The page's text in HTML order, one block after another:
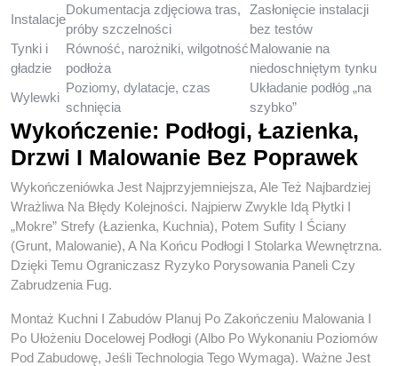
Instalacje
Dokumentacja zdjęciowa tras,
próby szczelności
Zasłonięcie instalacji
bez testów
Tynki i
gładzie
Równość, narożniki, wilgotność
podłoża
Malowanie na
niedoschniętym tynku
Wylewki
Poziomy, dylatacje, czas
schnięcia
Układanie podłóg „na
szybko”
Wykończenie: Podłogi, Łazienka,
Drzwi I Malowanie Bez Poprawek
Wykończeniówka Jest Najprzyjemniejsza, Ale Też Najbardziej
Wrażliwa Na Błędy Kolejności. Najpierw Zwykle Idą Płytki I
„mokre” Strefy (łazienka, Kuchnia), Potem Sufity I Ściany
(grunt, Malowanie), A Na Końcu Podłogi I Stolarka Wewnętrzna.
Dzięki Temu Ograniczasz Ryzyko Porysowania Paneli Czy
Zabrudzenia Fug.
Montaż Kuchni I Zabudów Planuj Po Zakończeniu Malowania I
Po Ułożeniu Docelowej Podłogi (albo Po Wykonaniu Poziomów
Pod Zabudowę, Jeśli Technologia Tego Wymaga). Ważne Jest